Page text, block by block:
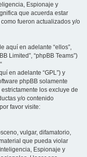
Espionaje y
que acuerda estar
fueron actualizados y/o
aquí en adelante “ellos”,
Limited”, “phpBB Teams”)
en adelante “GPL”) y
phpBB solamente
los excluye de
y/o contenido
favor visite:
vulgar, difamatorio,
que pueda violar
Espionaje y